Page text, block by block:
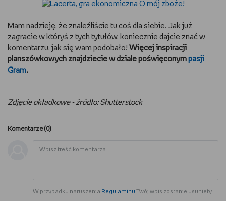
Mam nadzieję, że znaleźliście tu coś dla siebie. Jak już
zagracie w któryś z tych tytułów, koniecznie dajcie znać w
komentarzu, jak się wam podobało! Więcej inspiracji
planszówkowych znajdziecie w dziale poświęconym pasji
Gram.
Zdjęcie okładkowe - źródło: Shutterstock
Komentarze (0)
W przypadku naruszenia Regulaminu Twój wpis zostanie usunięty.